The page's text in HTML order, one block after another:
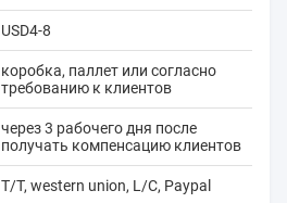
USD4-8
коробка, паллет или согласно
требованию к клиентов
через 3 рабочего дня после
получать компенсацию клиентов
T/T, western union, L/C, Paypal